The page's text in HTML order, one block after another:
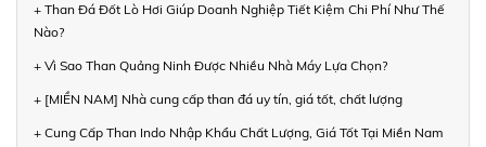
+ Than Đá Đốt Lò Hơi Giúp Doanh Nghiệp Tiết Kiệm Chi Phí Như Thế
Nào?
+ Vì Sao Than Quảng Ninh Được Nhiều Nhà Máy Lựa Chọn?
+ [MIỀN NAM] Nhà cung cấp than đá uy tín, giá tốt, chất lượng
+ Cung Cấp Than Indo Nhập Khẩu Chất Lượng, Giá Tốt Tại Miền Nam